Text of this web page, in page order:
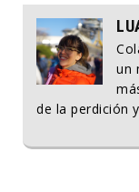
un
de la perdición